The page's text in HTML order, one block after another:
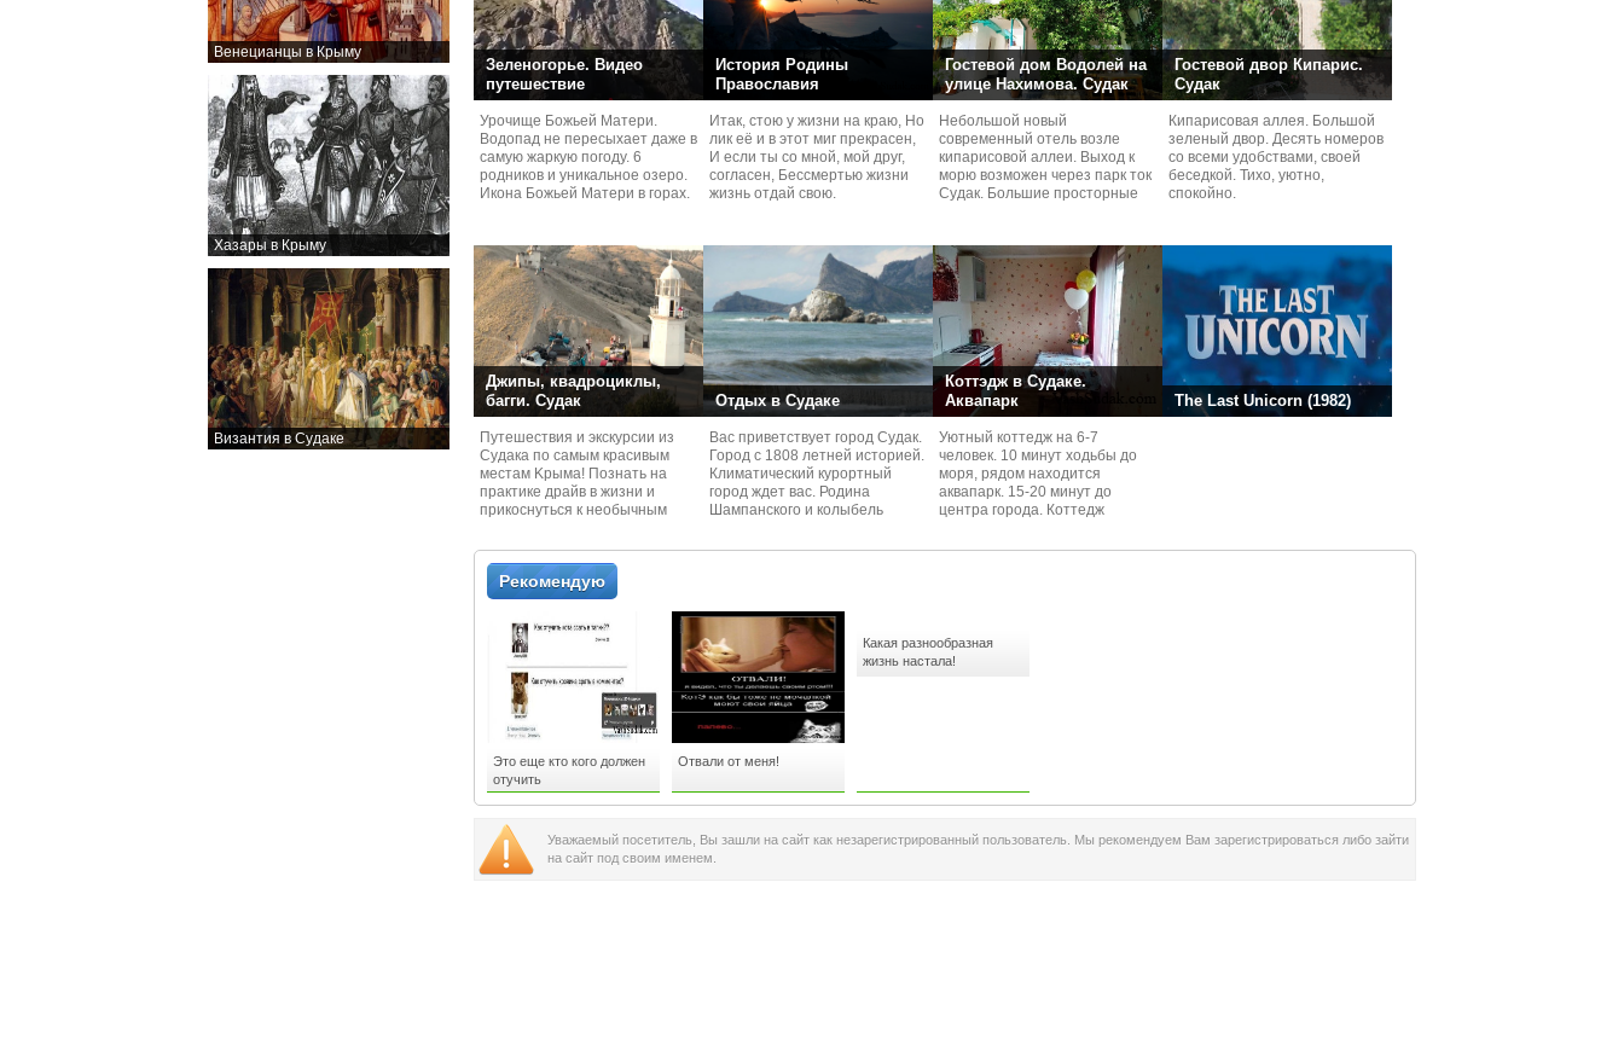
Венецианцы в Крыму
Хазары в Крыму
Византия в Судаке
Зеленогорье. Видео
путешествие
Урочище Божьей Матери.
Водопад не пересыхает даже в
самую жаркую погоду. 6
родников и уникальное озеро.
Икона Божьей Матери в горах.
История Родины
Православия
Итак, стою у жизни на краю, Но
лик её и в этот миг прекрасен,
И если ты со мной, мой друг,
согласен, Бессмертью жизни
жизнь отдай свою.
Гостевой дом Водолей на
улице Нахимова. Судак
Небольшой новый
современный отель возле
кипарисовой аллеи. Выход к
морю возможен через парк ток
Судaк. Большие просторные
Гостевой двор Кипарис.
Судак
Кипарисовая аллея. Большой
зеленый двор. Десять номеров
со всеми удобствами, своей
беседкой. Тихо, уютно,
спокойно.
Джипы, квадроциклы,
багги. Судак
Путешествия и экскурcии из
Судaка по самым красивым
местам Kрыма! Познать на
практике драйв в жизни и
прикоснуться к необычным
Отдых в Судаке
Вас приветствует город Судак.
Город с 1808 летней историей.
Климатический курортный
город ждет вас. Родина
Шампанского и колыбель
Коттэдж в Судаке.
Аквапарк
Уютный коттедж на 6-7
человек. 10 минут ходьбы до
моря, рядом находится
аквапарк. 15-20 минут до
центра города. Коттедж
The Last Unicorn (1982)
Рекомендую
Это еще кто кого должен
отучить
Отвали от меня!
Какая разнообразная
жизнь настала!
Уважаемый посетитель, Вы зашли на сайт как незарегистрированный пользователь. Мы рекомендуем Вам зарегистрироваться либо зайти
на сайт под своим именем.